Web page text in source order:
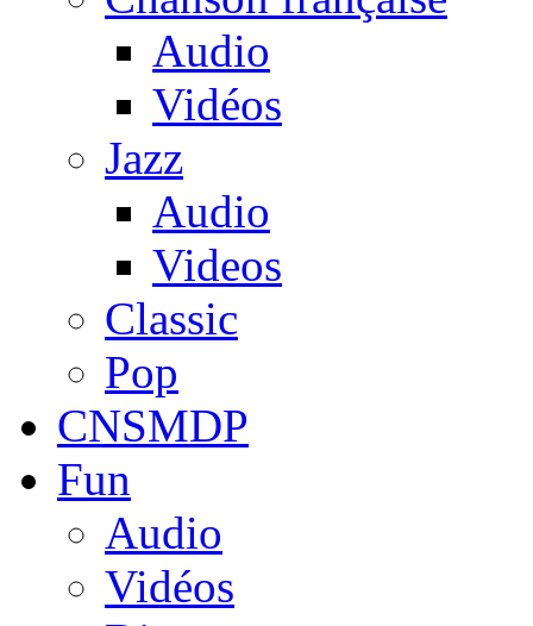
Audio
Vidéos
Jazz
Audio
Videos
Classic
Pop
CNSMDP
Fun
Audio
Vidéos